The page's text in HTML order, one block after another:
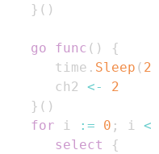
} ( )
go func ( )
{
      time
. Sleep ( 2
      ch2
<-
2
} ( )
for i := 0 ; i <
select
{